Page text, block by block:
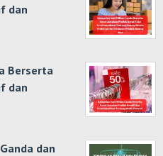
dan
Berserta
dan
dan